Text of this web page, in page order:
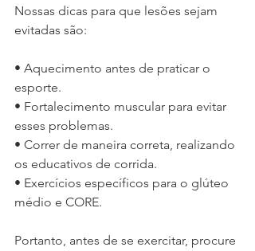
Nossas dicas para que lesões sejam
evitadas são:
• Aquecimento antes de praticar o
esporte.
• Fortalecimento muscular para evitar
esses problemas.
• Correr de maneira correta, realizando
os educativos de corrida.
• Exercícios específicos para o glúteo
médio e CORE.
Portanto, antes de se exercitar, procure